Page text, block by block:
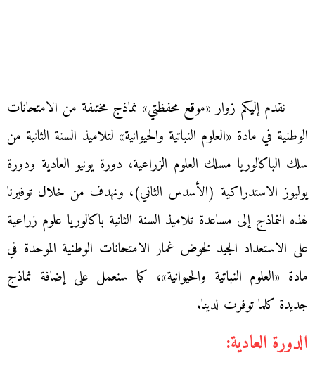
نقدم إليكم زوار «موقع محفظتي» نماذج مختلفة من الامتحانات
الوطنية في مادة «العلوم النباتية والحيوانية» لتلاميذ السنة الثانية من
سلك الباكالوريا مسلك العلوم الزراعية، دورة يونيو العادية ودورة
يوليوز الاستدراكية (الأسدس الثاني)، ونهدف من خلال توفيرنا
لهذه النماذج إلى مساعدة تلاميذ السنة الثانية باكالوريا علوم زراعية
على الاستعداد الجيد لخوض غمار الامتحانات الوطنية الموحدة في
مادة «العلوم النباتية والحيوانية»، كما سنعمل على إضافة نماذج
جديدة كلما توفرت لدينا.
الدورة العادية: